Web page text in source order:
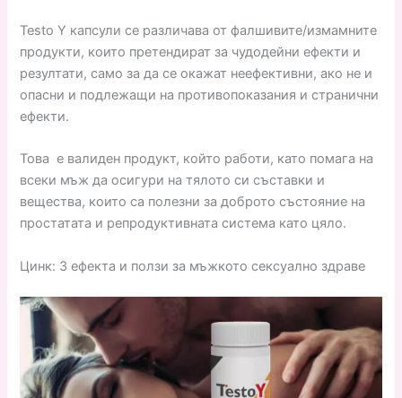
Testo Y капсули се различава от фалшивите/измамните
продукти, които претендират за чудодейни ефекти и
резултати, само за да се окажат неефективни, ако не и
опасни и подлежащи на противопоказания и странични
ефекти.
Това е валиден продукт, който работи, като помага на
всеки мъж да осигури на тялото си съставки и
вещества, които са полезни за доброто състояние на
простатата и репродуктивната система като цяло.
Цинк: 3 ефекта и ползи за мъжкото сексуално здраве